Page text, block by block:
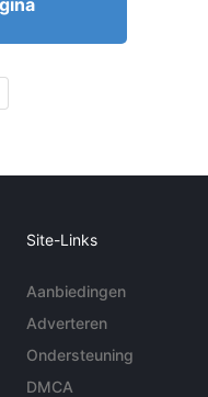
Site-Links
Aanbiedingen
Adverteren
Ondersteuning
DMCA